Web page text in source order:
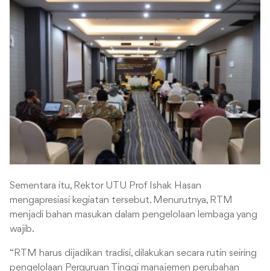
Sementara itu, Rektor UTU Prof Ishak Hasan
mengapresiasi kegiatan tersebut. Menurutnya, RTM
menjadi bahan masukan dalam pengelolaan lembaga yang
wajib.
“RTM harus dijadikan tradisi, dilakukan secara rutin seiring
pengelolaan Perguruan Tinggi manajemen perubahan